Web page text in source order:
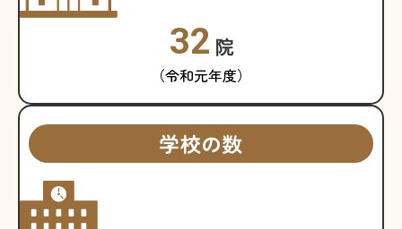
32 院
（令和元年度）
学校の数